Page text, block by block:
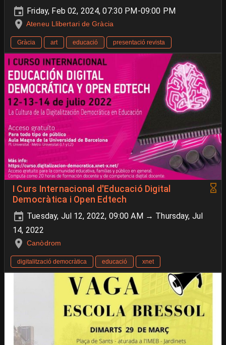
Friday, Feb 02, 2024, 07:30 PM-09:00 PM
Ateneu Llibertari de Gràcia
Gràcia art educació presentació revista
I Curs Internacional d'Educació Digital
Democràtica i Open Edtech
Tuesday, Jul 12, 2022, 09:00 AM → Thursday, Jul
14, 2022
Canòdrom
digitalització democràtica educació xnet